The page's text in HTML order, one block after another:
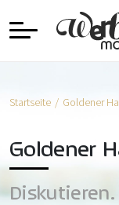
Startseite Goldener
Goldener